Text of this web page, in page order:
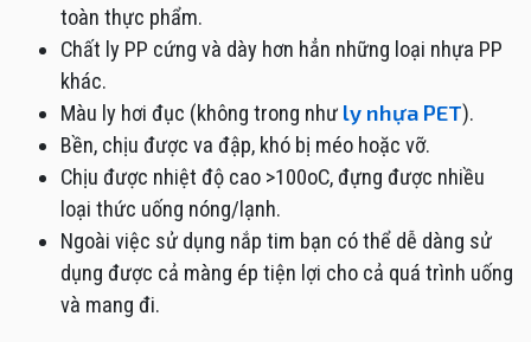
toàn thực phẩm.
Chất ly PP cứng và dày hơn hẳn những loại nhựa PP
khác.
Màu ly hơi đục (không trong như ly nhựa PET).
Bền, chịu được va đập, khó bị méo hoặc vỡ.
Chịu được nhiệt độ cao >100oC, đựng được nhiều
loại thức uống nóng/lạnh.
Ngoài việc sử dụng nắp tim bạn có thể dễ dàng sử
dụng được cả màng ép tiện lợi cho cả quá trình uống
và mang đi.